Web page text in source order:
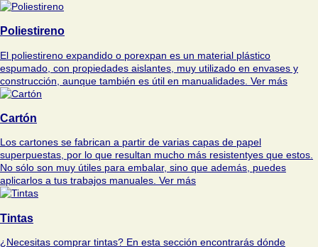
Poliestireno
El poliestireno expandido o porexpan es un material plástico
espumado, con propiedades aislantes, muy utilizado en envases y
construcción, aunque también es útil en manualidades. Ver más
Cartón
Los cartones se fabrican a partir de varias capas de papel
superpuestas, por lo que resultan mucho más resistentyes que estos.
No sólo son muy útiles para embalar, sino que además, puedes
aplicarlos a tus trabajos manuales. Ver más
Tintas
¿Necesitas comprar tintas? En esta sección encontrarás dónde